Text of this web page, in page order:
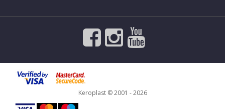
Keroplast © 2001 - 2026